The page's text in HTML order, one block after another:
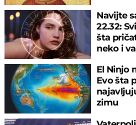
Navijte
22.32:
šta
neko i
El Ninjo
Evo šta
zimu